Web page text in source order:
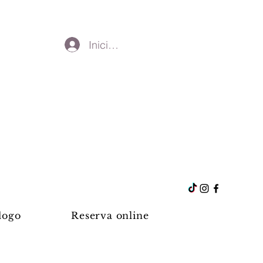
Iniciar sesión
Reserva online